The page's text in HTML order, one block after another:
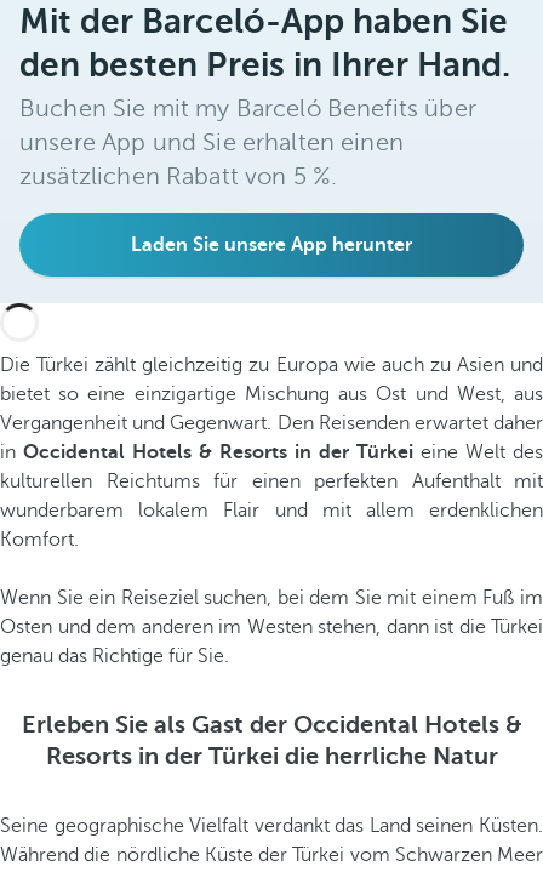
Mit der Barceló-App haben Sie
den besten Preis in Ihrer Hand.
Buchen Sie mit my Barceló Benefits über
unsere App und Sie erhalten einen
zusätzlichen Rabatt von 5 %.
Laden Sie unsere App herunter
Die Türkei zählt gleichzeitig zu Europa wie auch zu Asien und
bietet so eine einzigartige Mischung aus Ost und West, aus
Vergangenheit und Gegenwart. Den Reisenden erwartet daher
in Occidental Hotels & Resorts in der Türkei eine Welt des
kulturellen Reichtums für einen perfekten Aufenthalt mit
wunderbarem lokalem Flair und mit allem erdenklichen
Komfort.
Wenn Sie ein Reiseziel suchen, bei dem Sie mit einem Fuß im
Osten und dem anderen im Westen stehen, dann ist die Türkei
genau das Richtige für Sie.
Erleben Sie als Gast der Occidental Hotels &
Resorts in der Türkei die herrliche Natur
Seine geographische Vielfalt verdankt das Land seinen Küsten.
Während die nördliche Küste der Türkei vom Schwarzen Meer